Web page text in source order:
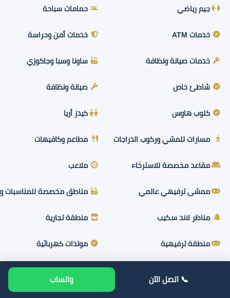
جيم رياضي حمامات سباحة
خدمات ATM خدمات أمن وحراسة
خدمات صيانة ونظافة ساونا وسبا وجاكوزي
شاطئ خاص صيانة ونظافة
كلوب هاوس كيدز أريا
مسارات للمشي وركوب الدراجات مطاعم وكافيهات
مقاعد مخصصة للاسترخاء ملاعب
ممشى ترفيهي عالمي مناطق مخصصة للمناسبات
مناظر لاند سكيب منطقة تجارية
منطقة ترفيهية مولدات كهربائية
احجز وحدتك دلوقتي واستفد بأفضل الأسعار
📞 اتصل الآن واتساب